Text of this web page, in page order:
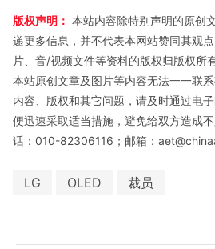
版权声明： 本站内容除特别声明的原创
递更多信息，并不代表本网站赞同其观
片、音/视频文件等资料的版权归版权所
本站原创文章及图片等内容无法一一联
内容、版权和其它问题，请及时通过电
便迅速采取适当措施，避免给双方造成
话：010-82306116；邮箱：
LG OLED 裁员